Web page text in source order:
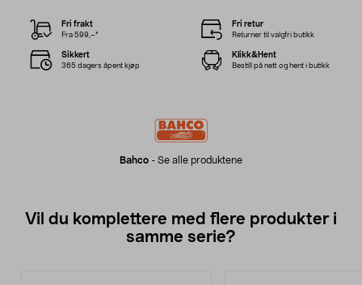
Bahco - Se alle produktene
Fri frakt
Fra 599,–*
Fri retur
Returner til valgfri butikk
Sikkert
365 dagers åpent kjøp
Klikk&Hent
Bestill på nett og hent i butikk
Vil du komplettere med flere produkter i
samme serie?